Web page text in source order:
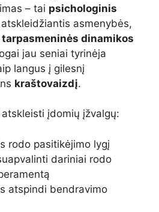
– tai psichologinis
atskleidžiantis asmenybės,
tarpasmeninės dinamikos
jau seniai tyrinėja
langus į gilesnį
kraštovaizdį.
įdomių įžvalgų:
rodo pasitikėjimo lygį
dariniai rodo
atspindi bendravimo